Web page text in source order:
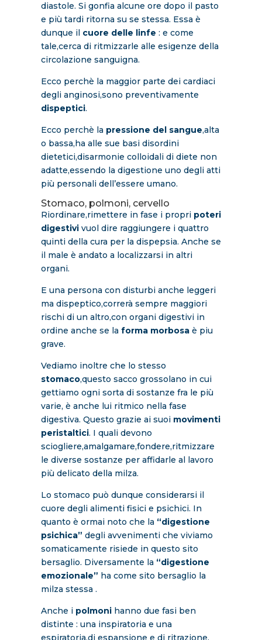
diastole. Si gonfia alcune ore dopo il pasto
e più tardi ritorna su se stessa. Essa è
dunque il cuore delle linfe : e come
tale,cerca di ritmizzarle alle esigenze della
circolazione sanguigna.
Ecco perchè la maggior parte dei cardiaci
degli anginosi,sono preventivamente
dispeptici.
Ecco perchè la pressione del sangue,alta
o bassa,ha alle sue basi disordini
dietetici,disarmonie colloidali di diete non
adatte,essendo la digestione uno degli atti
più personali dell’essere umano.
Stomaco, polmoni, cervello
Riordinare,rimettere in fase i propri poteri
digestivivuol dire raggiungere i quattro
quinti della cura per la dispepsia. Anche se
il male è andato a localizzarsi in altri
organi.
E una persona con disturbi anche leggeri
ma dispeptico,correrà sempre maggiori
rischi di un altro,con organi digestivi in
ordine anche se la forma morbosaè piu
grave.
Vediamo inoltre che lo stesso
stomaco,questo sacco grossolano in cui
gettiamo ogni sorta di sostanze fra le più
varie, è anche lui ritmico nella fase
digestiva. Questo grazie ai suoimovimenti
peristaltici. I quali devono
sciogliere,amalgamare,fondere,ritmizzare
le diverse sostanze per affidarle al lavoro
più delicato della milza.
Lo stomaco può dunque considerarsi il
cuore degli alimenti fisici e psichici. In
quanto è ormai noto che la “digestione
psichica” degli avvenimenti che viviamo
somaticamente risiede in questo sito
bersaglio. Diversamente la “digestione
emozionale” ha come sito bersaglio la
milza stessa .
Anche ipolmonihanno due fasi ben
distinte : una inspiratoria e una
espiratoria,di espansione e di ritrazione.